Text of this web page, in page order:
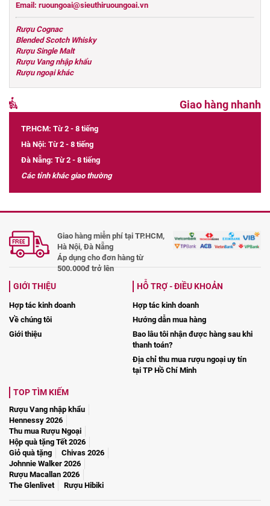
Email: ruoungoai@sieuthiruoungoai.vn
Rượu Cognac
Blended Scotch Whisky
Rượu Single Malt
Rượu Vang nhập khẩu
Rượu ngoại khác
Giao hàng nhanh
TP.HCM: Từ 2 - 8 tiếng
Hà Nội: Từ 2 - 8 tiếng
Đà Nẵng: Từ 2 - 8 tiếng
Các tỉnh khác giao thường
Giao hàng miễn phí tại TP.HCM,
Hà Nội, Đà Nẵng
Áp dụng cho đơn hàng từ
500.000đ trở lên
GIỚI THIỆU
Hợp tác kinh doanh
Về chúng tôi
Giới thiệu
HỖ TRỢ - ĐIỀU KHOẢN
Hợp tác kinh doanh
Hướng dẫn mua hàng
Bao lâu tôi nhận được hàng sau khi
thanh toán?
Địa chỉ thu mua rượu ngoại uy tín
tại TP Hồ Chí Minh
TOP TÌM KIẾM
Rượu Vang nhập khẩu
Hennessy 2026
Thu mua Rượu Ngoại
Hộp quà tặng Tết 2026
Giỏ quà tặng
Chivas 2026
Johnnie Walker 2026
Rượu Macallan 2026
The Glenlivet
Rượu Hibiki